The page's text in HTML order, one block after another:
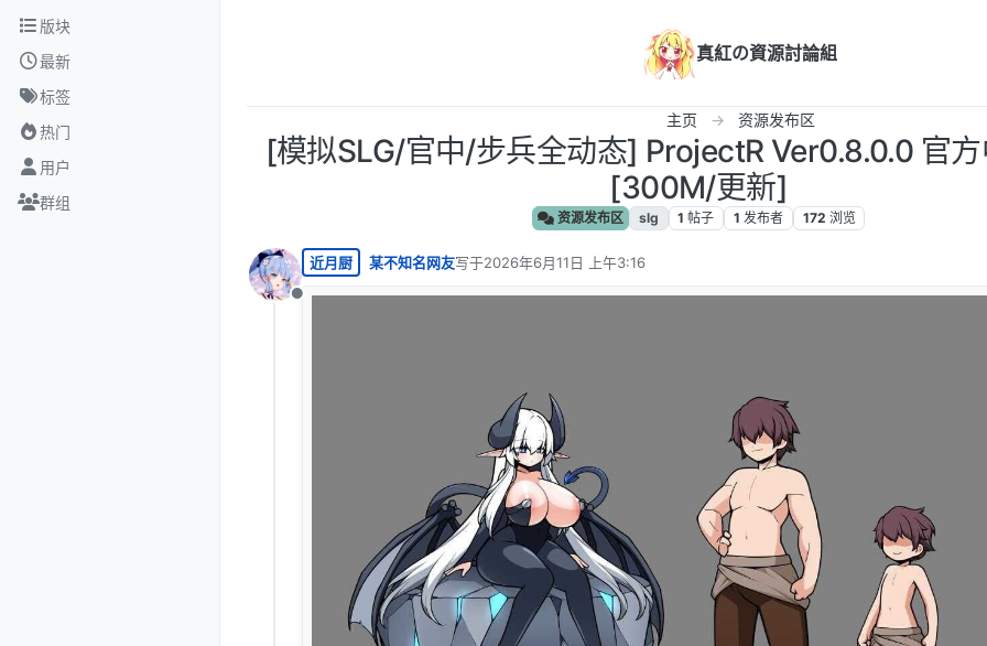
跳转至内容
版块
最新
标签
热门
用户
群组
真紅の資源討論組
主页 资源发布区
[模拟SLG/官中/步兵全动态] ProjectR Ver0.8.0.0 官
[300M/更新]
资源发布区 slg 1 帖子 1 发布者 172 浏览
离线
近月厨 某不知名网友写于2026年6月11日 上午3:16
最后由 编辑